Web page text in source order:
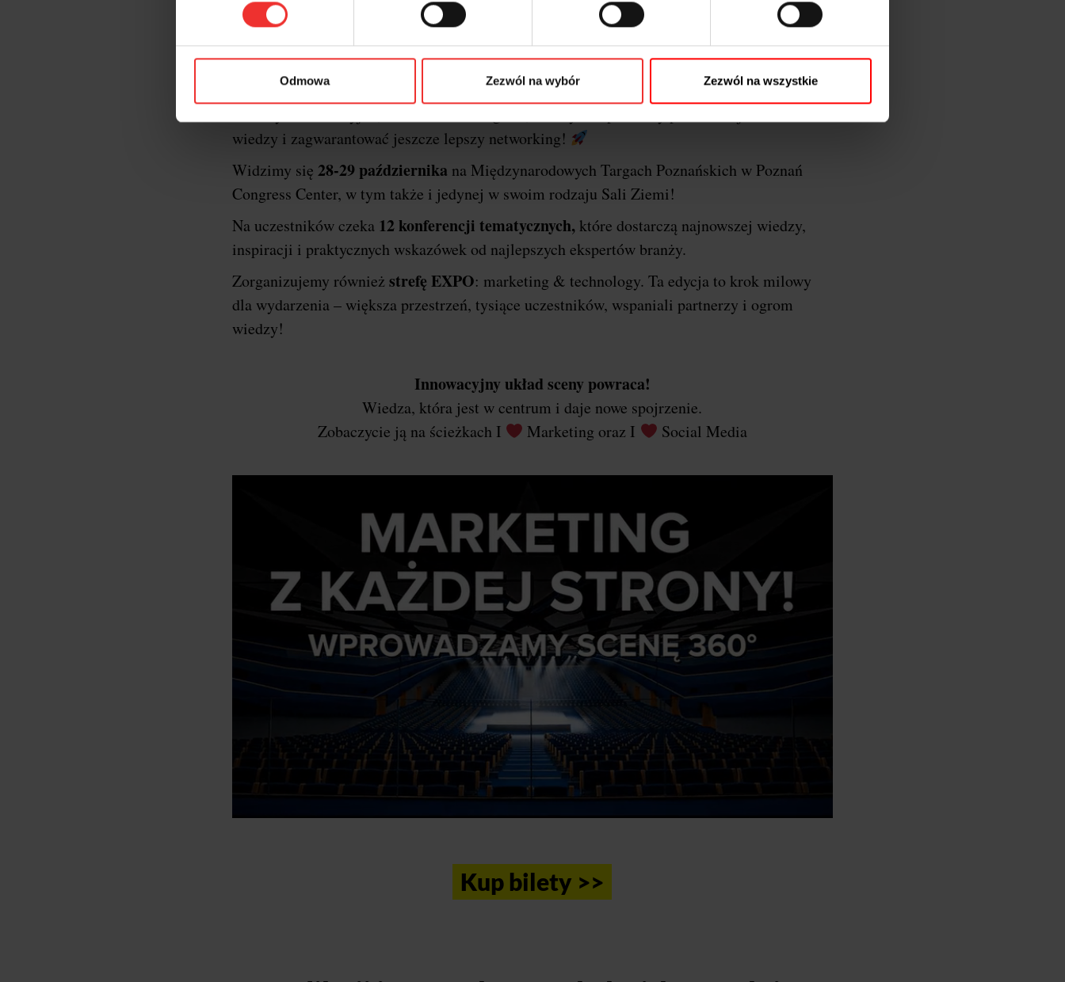
Odmowa Zezwól na wybór Zezwól na wszystkie
Krótko o festiwalu i dlaczego Poznań…
XXII edycja konferencjiI
Marketing & Technology powraca do stolicy Wielkopolski, a
oficjalnym gospodarzem wydarzenia będzie miastoPoznań
Ponownie razem łączymy
wiedzy i zagwarantować jeszcze lepszy networking!
Widzimy się 28-29 października na Międzynarodowych Targach Poznańskich w Poznań
Congress Center, w tym także i jedynej w swoim rodzaju Sali Ziemi!
Na uczestników czeka 12 konferencji tematycznych,które dostarczą najnowszej wiedzy,
inspiracji i praktycznych wskazówek od najlepszych ekspertów branży.
Zorganizujemy również strefę EXPO: marketing & technology. Ta edycja to krok milowy
dla wydarzenia – większa przestrzeń, tysiące uczestników, wspaniali partnerzy i ogrom
wiedzy!
Innowacyjny układ sceny powraca!
Wiedza, która jest w centrum i daje nowe spojrzenie.
Zobaczycie ją na ścieżkach I
Marketing oraz I Social Media
Kup bilety >>